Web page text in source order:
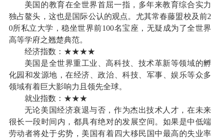
美国的教育在全世界首屈一指，多年来教育综合实力
独占鳌头，这也是国际公认的观点。尤其常春藤盟校及前2
0所私立大学，稳坐世界前100名宝座，无疑成为了全世界
高等学府之翘楚典范。
经济指数：★★★★
美国是全世界重工业、高科技、技术革新等领域的孵
化园和发源地，在经济、政治、科技、军事、娱乐等众多
领域有着巨大影响力且领先全球。
就业指数：★★★
无论美国经济衰退与否，作为杰出技术人才，在未来
很长一段时间内，都具有绝对的发展空间。如果是中低端
劳动者将处于劣势，美国有着四大移民国中最高的失业率